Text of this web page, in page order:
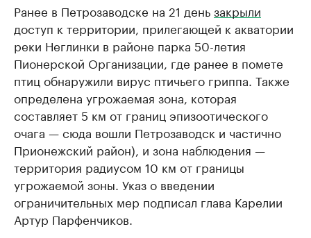
Ранее в Петрозаводске на 21 деньзакрыли
доступ к территории, прилегающей к акватории
реки Неглинки в районе парка 50-летия
Пионерской Организации, где ранее в помете
птиц обнаружили вирус птичьего гриппа. Также
определена угрожаемая зона, которая
составляет 5 км от границ эпизоотического
очага — сюда вошли Петрозаводск и частично
Прионежский район), и зона наблюдения —
территория радиусом 10 км от границы
угрожаемой зоны. Указ о введении
ограничительных мер подписал глава Карелии
Артур Парфенчиков.